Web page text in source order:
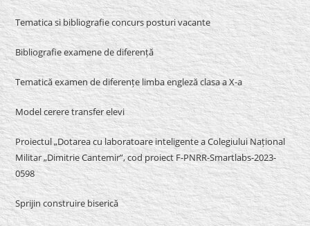
Tematica si bibliografie concurs posturi vacante
Bibliografie examene de diferență
Tematică examen de diferențe limba engleză clasa a X-a
Model cerere transfer elevi
Proiectul „Dotarea cu laboratoare inteligente a Colegiului Național
Militar „Dimitrie Cantemir”, cod proiect F-PNRR-Smartlabs-2023-
0598
Sprijin construire biserică